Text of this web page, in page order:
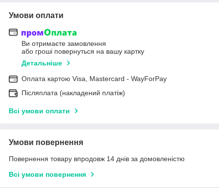
Умови оплати
Ви отримаєте замовлення
або гроші повернуться на вашу картку
Детальніше
Оплата картою Visa, Mastercard - WayForPay
Післяплата (накладений платіж)
Всі умови оплати
Умови повернення
Повернення товару впродовж 14 днів за домовленістю
Всі умови повернення